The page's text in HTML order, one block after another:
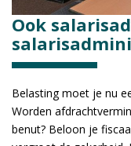
Ook
Belasting moet je nu
Worden
benut? Beloon je